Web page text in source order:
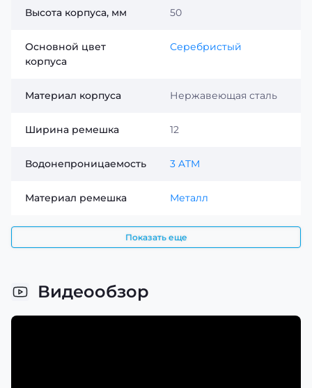
Высота корпуса, мм 50
Основной цвет
корпуса
Серебристый
Материал корпуса Нержавеющая сталь
Ширина ремешка 12
Водонепроницаемость 3 ATM
Материал ремешка Металл
Показать еще
Видеообзор